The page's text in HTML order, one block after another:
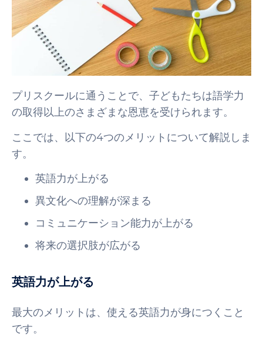
プリスクールに通うことで、子どもたちは語学力
の取得以上のさまざまな恩恵を受けられます。
ここでは、以下の4つのメリットについて解説しま
す。
英語力が上がる
異文化への理解が深まる
コミュニケーション能力が上がる
将来の選択肢が広がる
英語力が上がる
最大のメリットは、使える英語力が身につくこと
です。